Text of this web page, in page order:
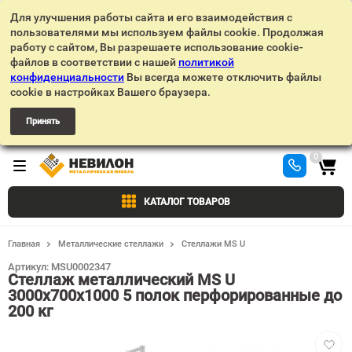
Для улучшения работы сайта и его взаимодействия с
пользователями мы используем файлы cookie. Продолжая
работу с сайтом, Вы разрешаете использование cookie-
файлов в соответствии с нашей политикой
конфиденциальности Вы всегда можете отключить файлы
cookie в настройках Вашего браузера.
Принять
КАТАЛОГ ТОВАРОВ
0
Главная Металлические стеллажи Стеллажи MS U
Стеллаж металлический MS U
3000х700х1000 5 полок перфорированные до
200 кг
Артикул: MSU0002347